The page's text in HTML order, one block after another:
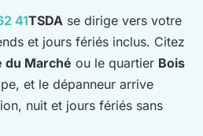
41TSDA se dirige vers votre
et jours fériés inclus. Citez
du Marché ou le quartier Bois
et le dépanneur arrive
nuit et jours fériés sans